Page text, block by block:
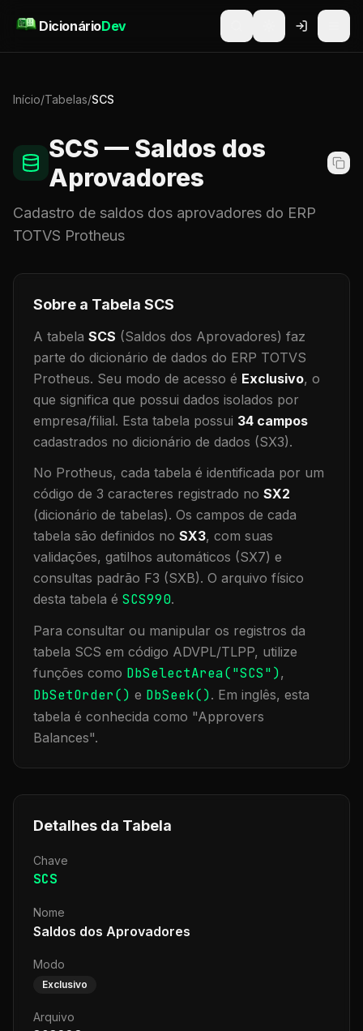
DicionárioDev
Início/Tabelas/SCS
SCS — Saldos dos
Aprovadores
Cadastro de saldos dos aprovadores do ERP
TOTVS Protheus
Sobre a Tabela SCS
A tabela SCS (Saldos dos Aprovadores) faz
parte do dicionário de dados do ERP TOTVS
Protheus. Seu modo de acesso é Exclusivo, o
que significa que possui dados isolados por
empresa/filial. Esta tabela possui 34 campos
cadastrados no dicionário de dados (SX3).
No Protheus, cada tabela é identificada por um
código de 3 caracteres registrado no SX2
(dicionário de tabelas). Os campos de cada
tabela são definidos no SX3, com suas
validações, gatilhos automáticos (SX7) e
consultas padrão F3 (SXB). O arquivo físico
desta tabela é SCS990.
Para consultar ou manipular os registros da
tabela SCS em código ADVPL/TLPP, utilize
funções como DbSelectArea("SCS"),
DbSetOrder() e DbSeek(). Em inglês, esta
tabela é conhecida como "Approvers
Balances".
Detalhes da Tabela
Chave
SCS
Nome
Saldos dos Aprovadores
Modo
Exclusivo
Arquivo